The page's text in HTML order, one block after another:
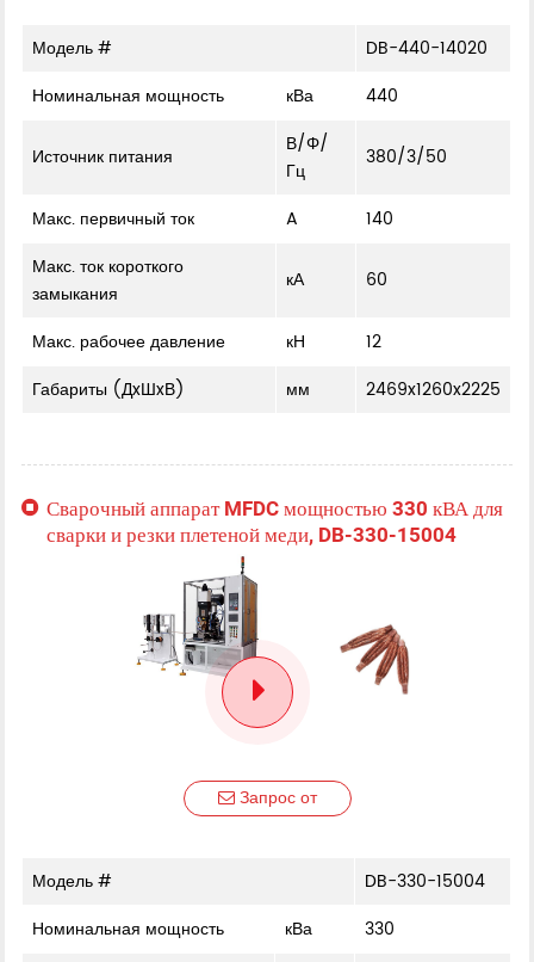
Модель #
DB-440-14020
Номинальная мощность
кВа 440
Источник питания
В/Φ/
Гц
380/3/50
Макс. первичный ток A
140
Макс. ток короткого
замыкания
кА 60
Макс. рабочее давление кН
12
Габариты (ДxШxВ)
мм 2469x1260x2225
Сварочный аппарат MFDC мощностью 330 кВА для
сварки и резки плетеной меди, DB-330-15004
Запрос от
Модель #
DB-330-15004
Номинальная мощность
кВа 330